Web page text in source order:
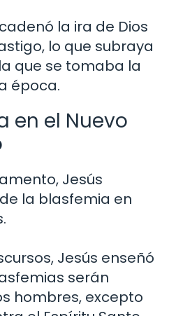
la ira de Dios
lo que subraya
que se tomaba la
época.
en el Nuevo
Jesús
la blasfemia en
Jesús enseñó
serán
hombres, excepto